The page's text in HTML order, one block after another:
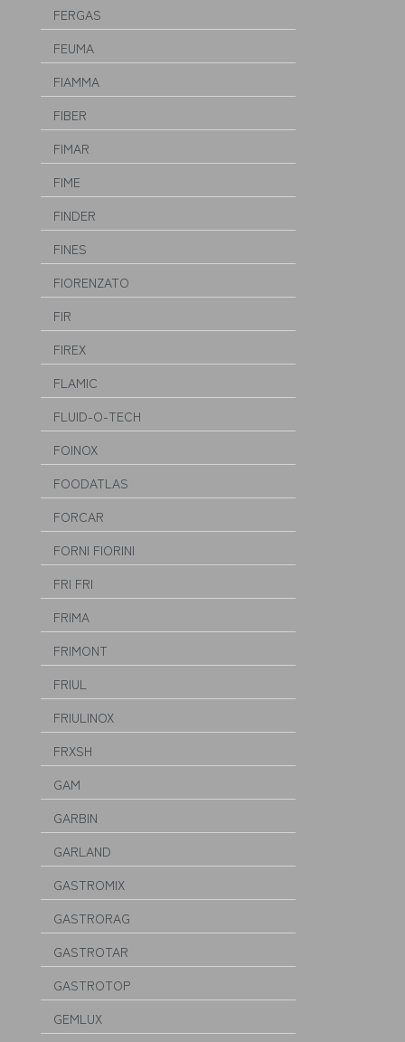
FERGAS
FEUMA
FIAMMA
FIBER
FIMAR
FIME
FINDER
FINES
FIORENZATO
FIR
FIREX
FLAMIC
FLUID-O-TECH
FOINOX
FOODATLAS
FORCAR
FORNI FIORINI
FRI FRI
FRIMA
FRIMONT
FRIUL
FRIULINOX
FRXSH
GAM
GARBIN
GARLAND
GASTROMIX
GASTRORAG
GASTROTAR
GASTROTOP
GEMLUX